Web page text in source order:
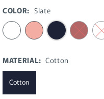
COLOR: Slate
MATERIAL: Cotton
Cotton